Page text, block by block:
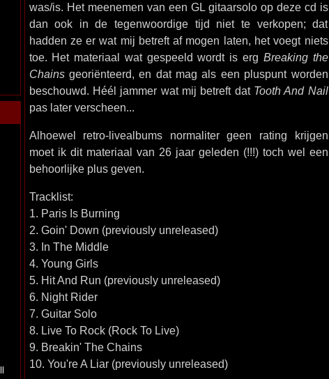
was/is. Het meenemen van een GL gitaarsolo op deze cd is
dan ook in de tegenwoordige tijd niet te verkopen; dat
hadden ze er wat mij betreft af mogen laten, het voegt niets
toe. Het materiaal wat gespeeld wordt is erg Breaking the
Chainsgeoriënteerd, en dat mag als een pluspunt worden
beschouwd. Héél jammer wat mij betreft dat Tooth And Nail
pas later verscheen...
Alhoewel retro-livealbums normaliter geen rating krijgen
moet ik dit materiaal van 26 jaar geleden (!!!) toch wel een
behoorlijke plus geven.
Tracklist:
1. Paris Is Burning
2. Goin' Down (previously unreleased)
3. In The Middle
4. Young Girls
5. Hit And Run (previously unreleased)
6. Night Rider
7. Guitar Solo
8. Live To Rock (Rock To Live)
9. Breakin' The Chains
10. You're A Liar (previously unreleased)